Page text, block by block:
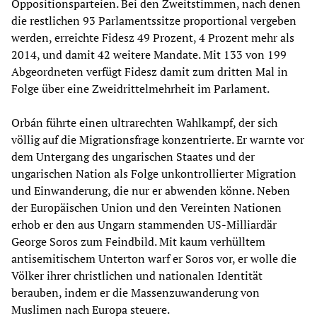
Oppositionsparteien. Bei den Zweitstimmen, nach denen
die restlichen 93 Parlamentssitze proportional vergeben
werden, erreichte Fidesz 49 Prozent, 4 Prozent mehr als
2014, und damit 42 weitere Mandate. Mit 133 von 199
Abgeordneten verfügt Fidesz damit zum dritten Mal in
Folge über eine Zweidrittelmehrheit im Parlament.
Orbán führte einen ultrarechten Wahlkampf, der sich
völlig auf die Migrationsfrage konzentrierte. Er warnte vor
dem Untergang des ungarischen Staates und der
ungarischen Nation als Folge unkontrollierter Migration
und Einwanderung, die nur er abwenden könne. Neben
der Europäischen Union und den Vereinten Nationen
erhob er den aus Ungarn stammenden US-Milliardär
George Soros zum Feindbild. Mit kaum verhülltem
antisemitischem Unterton warf er Soros vor, er wolle die
Völker ihrer christlichen und nationalen Identität
berauben, indem er die Massenzuwanderung von
Muslimen nach Europa steuere.